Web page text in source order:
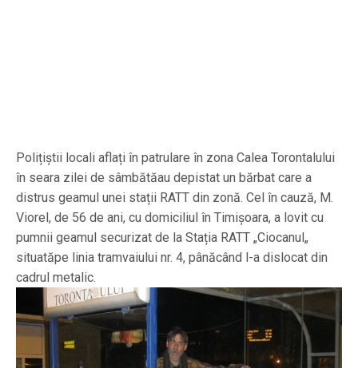
Polițiștii locali aflați în patrulare în zona Calea Torontalului
în seara zilei de sâmbătăau depistat un bărbat care a
distrus geamul unei stații RATT din zonă. Cel în cauză, M.
Viorel, de 56 de ani, cu domiciliul în Timișoara, a lovit cu
pumnii geamul securizat de la Stația RATT „Ciocanul„
situatăpe linia tramvaiului nr. 4, pânăcând l-a dislocat din
cadrul metalic.